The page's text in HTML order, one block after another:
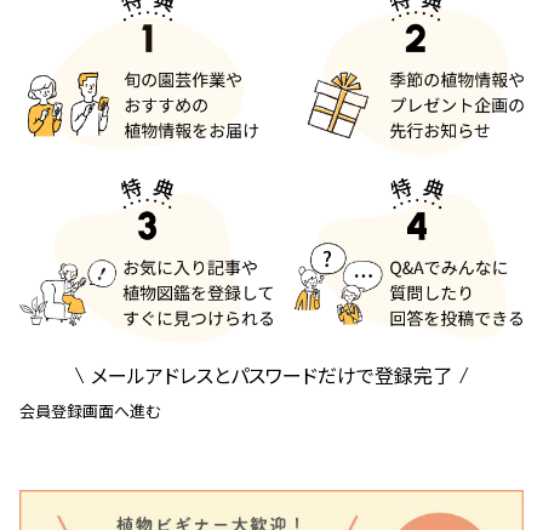
メールアドレスとパスワードだけで登録完了
会員登録画面へ進む